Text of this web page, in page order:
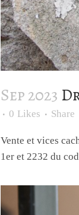
Sep 2023
0 Likes Share
Vente et vices
1er et 2232 du